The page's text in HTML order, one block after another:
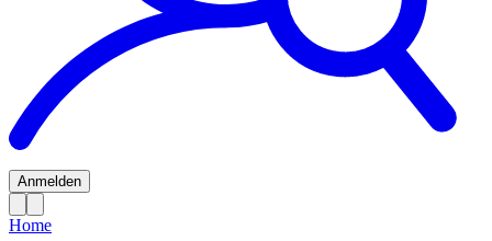
Anmelden
Home